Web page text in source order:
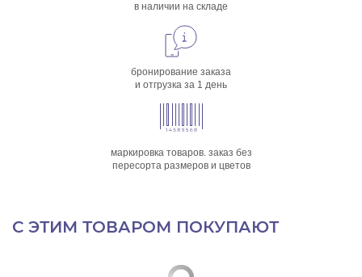
в наличии на складе
бронирование заказа
и отгрузка за 1 день
маркировка товаров. заказ без
пересорта размеров и цветов
С ЭТИМ ТОВАРОМ ПОКУПАЮТ